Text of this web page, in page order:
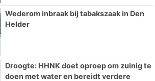
Wederom inbraak bij tabakszaak in Den
Helder
Droogte: HHNK doet oproep om zuinig te
doen met water en bereidt verdere